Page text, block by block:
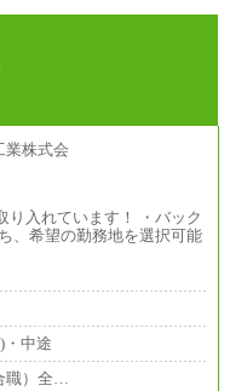
含んだ金額を表示
円、※2…33,000円、
円、※5…23,000円）
し
円～219,000 円 ※勤務地
円
円 〈福岡〉1
〉210,000 円
円
円 〈福
り入れています！ ・バック
、希望の勤務地を選択可能
・中途
職）全…